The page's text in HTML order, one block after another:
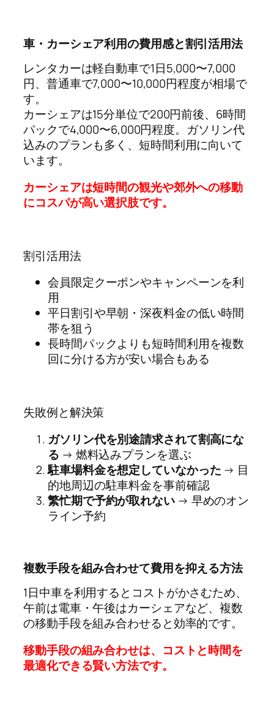
車・カーシェア利用の費用感と割引活用法
レンタカーは軽自動車で1日5,000〜7,000
円、普通車で7,000〜10,000円程度が相場で
す。
カーシェアは15分単位で200円前後、6時間
パックで4,000〜6,000円程度。ガソリン代
込みのプランも多く、短時間利用に向いて
います。
カーシェアは短時間の観光や郊外への移動
にコスパが高い選択肢です。
割引活用法
会員限定クーポンやキャンペーンを利
用
平日割引や早朝・深夜料金の低い時間
帯を狙う
長時間パックよりも短時間利用を複数
回に分ける方が安い場合もある
失敗例と解決策
ガソリン代を別途請求されて割高にな
る → 燃料込みプランを選ぶ
駐車場料金を想定していなかった → 目
的地周辺の駐車料金を事前確認
繁忙期で予約が取れない→ 早めのオン
ライン予約
複数手段を組み合わせて費用を抑える方法
1日中車を利用するとコストがかさむため、
午前は電車・午後はカーシェアなど、複数
の移動手段を組み合わせると効率的です。
移動手段の組み合わせは、コストと時間を
最適化できる賢い方法です。